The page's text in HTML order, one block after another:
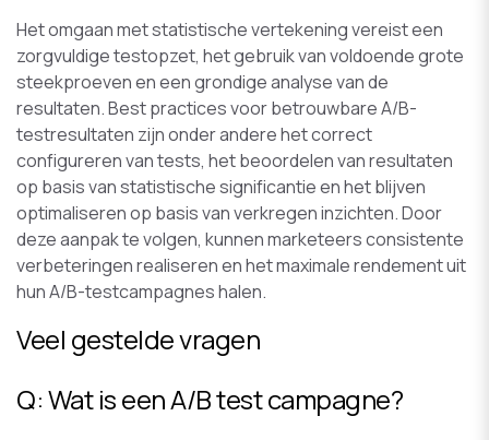
Het omgaan met statistische vertekening vereist een
zorgvuldige testopzet, het gebruik van voldoende grote
steekproeven en een grondige analyse van de
resultaten. Best practices voor betrouwbare A/B-
testresultaten zijn onder andere het correct
configureren van tests, het beoordelen van resultaten
op basis van statistische significantie en het blijven
optimaliseren op basis van verkregen inzichten. Door
deze aanpak te volgen, kunnen marketeers consistente
verbeteringen realiseren en het maximale rendement uit
hun A/B-testcampagnes halen.
Veel gestelde vragen
Q: Wat is een A/B test campagne?